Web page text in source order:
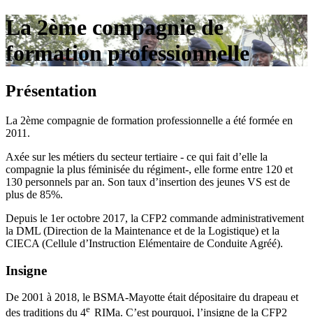
La 2ème compagnie de
formation professionnelle
Présentation
La 2ème compagnie de formation professionnelle a été formée en
2011.
Axée sur les métiers du secteur tertiaire - ce qui fait d’elle la
compagnie la plus féminisée du régiment-, elle forme entre 120 et
130 personnels par an. Son taux d’insertion des jeunes VS est de
plus de 85%.
Depuis le 1er octobre 2017, la CFP2 commande administrativement
la DML (Direction de la Maintenance et de la Logistique) et la
CIECA (Cellule d’Instruction Elémentaire de Conduite Agréé).
Insigne
De 2001 à 2018, le BSMA-Mayotte était dépositaire du drapeau et
des traditions du 4e RIMa. C’est pourquoi, l’insigne de la CFP2